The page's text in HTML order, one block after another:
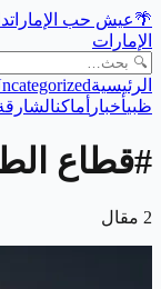
🌴عيش حب الإمارات
الإمارات
الرئيسية
ظبيأخبار أماكن
#قطاع
2 مقال